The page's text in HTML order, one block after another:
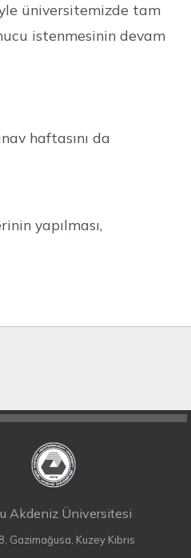
üniversitemizde tam
istenmesinin devam
haftasını da
yapılması,
Akdeniz Üniversitesi
Gazimağusa, Kuzey Kıbrıs